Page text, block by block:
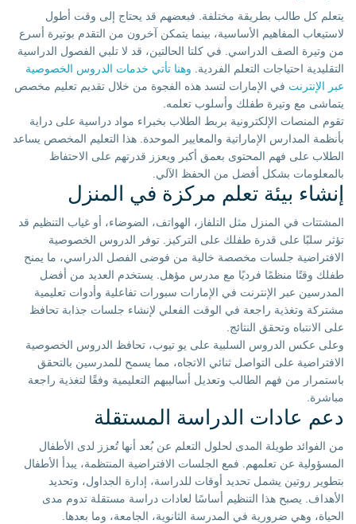
يتعلم كل طالب بطريقة مختلفة. فبعضهم قد يحتاج إلى وقت أطول
لاستيعاب المفاهيم الأساسية، بينما يتمكن آخرون من التقدم بوتيرة أسرع
من وتيرة الصف الدراسي. في كلتا الحالتين، قد لا تلبي الفصول الدراسية
التقليدية احتياجات التعلم الفردية. وهنا تأتي خدمات الدروس الخصوصية
عبر الإنترنت في الإمارات لتسد هذه الفجوة من خلال تقديم تعليم مخصص
يتماشى مع وتيرة طفلك وأسلوب تعلمه.
تقوم المنصات الإلكترونية بربط الطلاب بخبراء مواد دراسية على دراية
بأنظمة المدارس الإماراتية والمعايير الموحدة. هذا التعليم المخصص يساعد
الطلاب على فهم المحتوى بعمق أكبر ويعزز قدرتهم على الاحتفاظ
بالمعلومات بشكل أفضل من الحفظ الآلي.
إنشاء بيئة تعلم مركزة في المنزل
المشتتات في المنزل مثل التلفاز، الهواتف، الضوضاء، أو غياب التنظيم قد
تؤثر سلبًا على قدرة طفلك على التركيز. توفر الدروس الخصوصية
الافتراضية جلسات مخصصة خالية من فوضى الفصل الدراسي، ما يمنح
طفلك وقتًا منظمًا فرديًا مع مدرس مؤهل. يستخدم العديد من أفضل
المدرسين عبر الإنترنت في الإمارات سبورات تفاعلية وأدوات تعليمية
مشتركة وتغذية راجعة في الوقت الفعلي لإنشاء جلسات جذابة تحافظ
على الانتباه وتحقق النتائج.
وعلى عكس الدروس السلبية على يو تيوب، تحافظ الدروس الخصوصية
الافتراضية على التواصل ثنائي الاتجاه، مما يسمح للمدرسين بالتحقق
باستمرار من فهم الطالب وتعديل أساليبهم التعليمية وفقًا لتغذية راجعة
مباشرة.
دعم عادات الدراسة المستقلة
من الفوائد طويلة المدى لحلول التعلم عن بُعد أنها تُعزز لدى الأطفال
المسؤولية عن تعلمهم. فمع الجلسات الافتراضية المنتظمة، يبدأ الأطفال
بتطوير روتين يشمل تحديد أوقات للدراسة، إدارة الجداول، وتحديد
الأهداف. يصبح هذا التنظيم أساسًا لعادات دراسة مستقلة تدوم مدى
الحياة، وهي ضرورية في المدرسة الثانوية، الجامعة، وما بعدها.